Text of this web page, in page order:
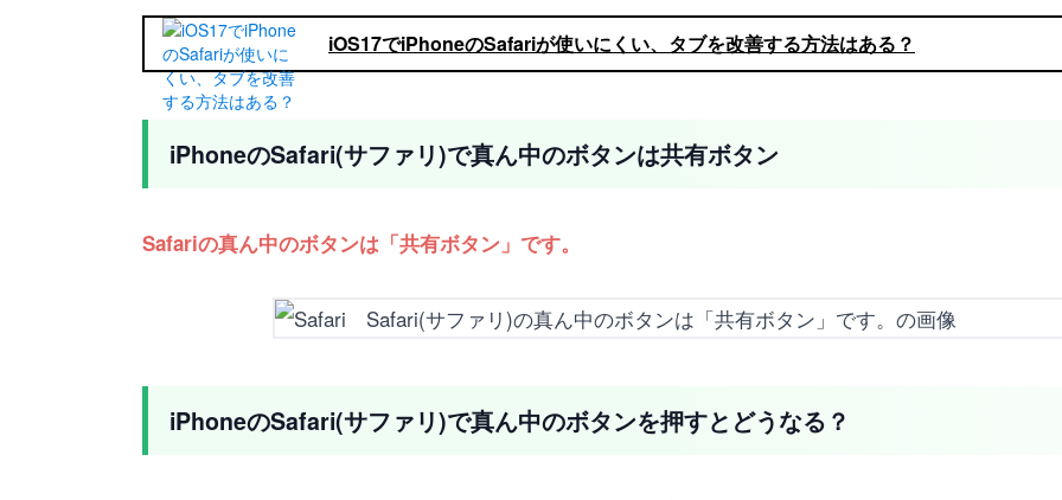
iOS17でiPhoneのSafariが使いにくい、タブを改善する方法はある？
iPhoneのSafari(サファリ)で真ん中のボタンは共有ボタン
Safariの真ん中のボタンは「共有ボタン」です。
iPhoneのSafari(サファリ)で真ん中のボタンを押すとどうなる？